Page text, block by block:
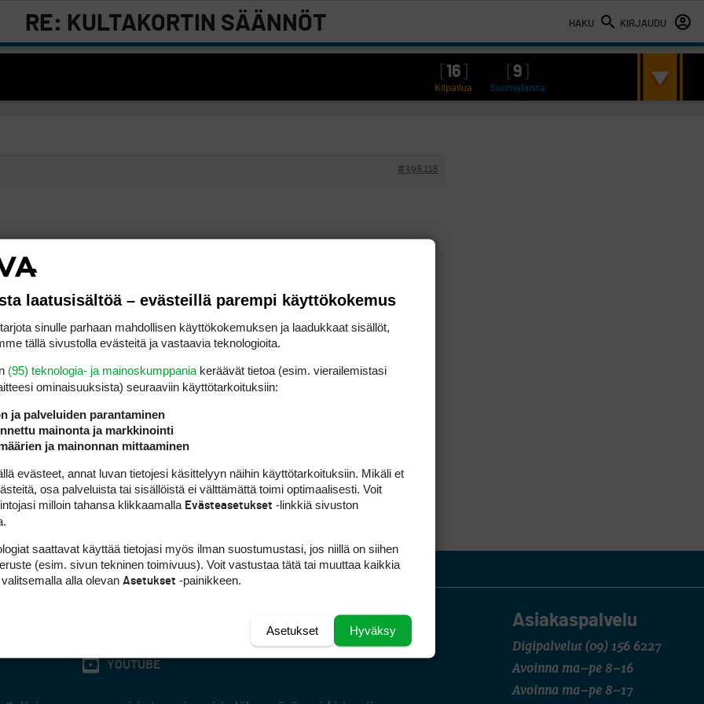
HAKU KIRJAUDU
RE: KULTAKORTIN SÄÄNNÖT
16 9
Kilpailua Suomalaista
#398218
nimettyä pelioikeuttaan
mukana olevilla kentillä 10 kierrosta/ kenttä
jotka vain etukortissa mukana)
aikaa
tarvittaessa 30 pelaajaan/ päivä/ kenttä
tapahtumissa
yhden lähdön kerrallaan
Asiakaspalvelu
Digipalvelut (09) 156 6227
Avoinna ma–pe 8–16
Avoinna ma–pe 8–17
INSTAGRAM
YOUTUBE
laatusisältöä – evästeillä parempi käyttökokemus
sinulle parhaan mahdollisen käyttökokemuksen ja laadukkaat sisällöt,
tällä sivustolla evästeitä ja vastaavia teknologioita.
(95) teknologia- ja mainoskumppania keräävät tietoa (esim. vierailemis­tasi
ominaisuuk­sista) seuraaviin käyttötarkoituksiin:
ja palveluiden parantaminen
mainonta ja markkinointi
ja mainonnan mittaaminen
evästeet, annat luvan tietojesi käsittelyyn näihin käyttötarkoituksiin. Mikäli et
osa palveluista tai sisällöistä ei välttämättä toimi optimaalisesti. Voit
milloin tahansa klikkaamalla Evästeasetukset -linkkiä sivuston
saattavat käyttää tietojasi myös ilman suostumustasi, jos niillä on siihen
(esim. sivun tekninen toimivuus). Voit vastustaa tätä tai muuttaa kaikkia
alla olevan Asetukset -painikkeen.
Hyväksy
Asetukset